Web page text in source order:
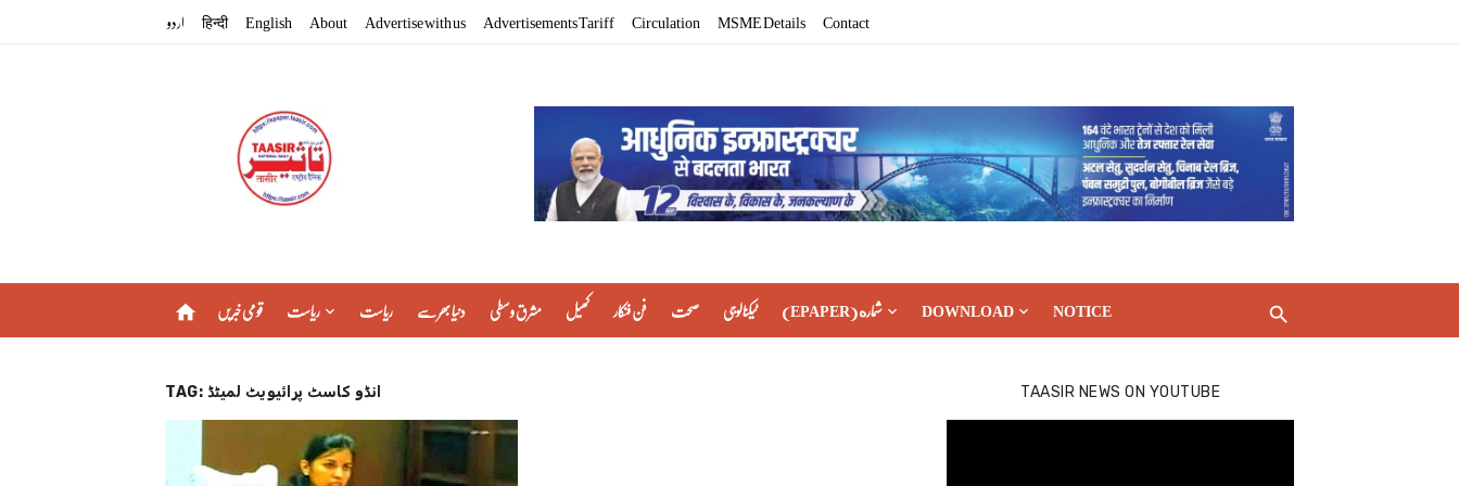
اردو हिन्दी English About Advertise with us Advertisements Tariff Circulation MSME Details Contact
home قومی خبریں ریاست ریاست دنیا بھر سے مشرق وسطی کھیل فن فنکار صحت ٹیکنالوجی (EPAPER) شماره DOWNLOAD NOTICE
TAG: انڈو کاسٹ پرائیویٹ لمیٹڈ TAASIR NEWS ON YOUTUBE